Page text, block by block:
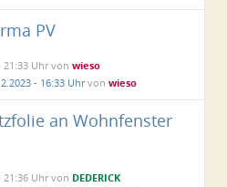
PV
21:33 Uhr vonwieso
- 16:33 Uhrvonwieso
an Wohnfenster
21:36 Uhr von DEDERICK